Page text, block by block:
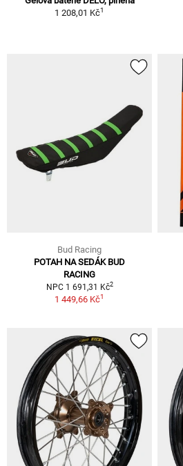
1 208,01 Kč1
Bud Racing
POTAH NA SEDÁK BUD
RACING
NPC 1 691,31 Kč2
1 449,66 Kč1